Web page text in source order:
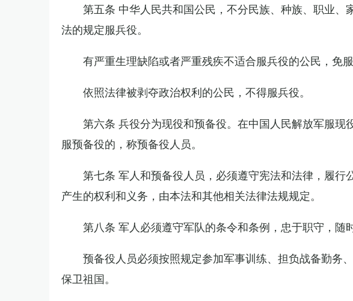
第五条 中华人民共和国公民，不分民族、种族、职业
法的规定服兵役。
有严重生理缺陷或者严重残疾不适合服兵役的公民，免服
依照法律被剥夺政治权利的公民，不得服兵役。
第六条 兵役分为现役和预备役。在中国人民解放军服
服预备役的，称预备役人员。
第七条 军人和预备役人员，必须遵守宪法和法律，履
产生的权利和义务，由本法和其他相关法律法规规定。
第八条 军人必须遵守军队的条令和条例，忠于职守，随
预备役人员必须按照规定参加军事训练、担负战备勤务
保卫祖国。